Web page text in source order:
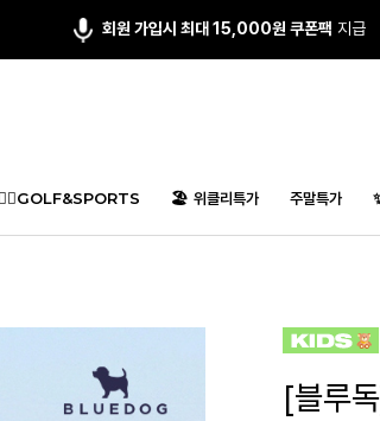
앱다운 3,000원쿠폰 증정
🏌️‍♂️GOLF&SPORTS 🏖️ 위클리특가 주말특가
[블루